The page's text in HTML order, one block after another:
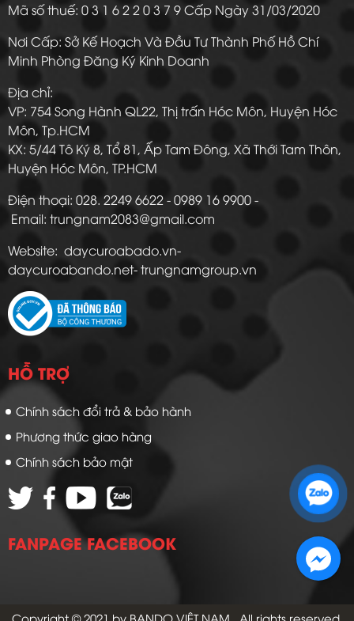
Mã số thuế: 0 3 1 6 2 2 0 3 7 9 Cấp Ngày 31/03/2020
Nơi Cấp: Sở Kế Hoạch Và Đầu Tư Thành Phố Hồ Chí
Minh Phòng Đăng Ký Kinh Doanh
Địa chỉ:
VP: 754 Song Hành QL22, Thị trấn Hóc Môn, Huyện Hóc
Môn, Tp.HCM
KX: 5/44 Tô Ký 8, Tổ 81, Ấp Tam Đông, Xã Thới Tam Thôn,
Huyện Hóc Môn, TP.HCM
Điện thoại: 028. 2249 6622 - 0989 16 9900 -
Email: trungnam2083@gmail.com
Website: daycuroabado.vn-
daycuroabando.net- trungnamgroup.vn
HỖ TRỢ
Chính sách đổi trả & bảo hành
Phương thức giao hàng
Chính sách bảo mật
FANPAGE FACEBOOK
Zalo 2: 0972 14 9900